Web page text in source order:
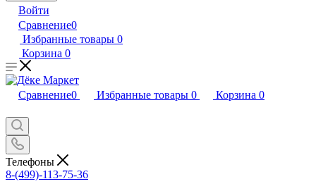
Войти
Сравнение0
Избранные товары 0
Корзина 0
Сравнение0 Избранные товары 0 Корзина 0
Телефоны
8-(499)-113-75-36